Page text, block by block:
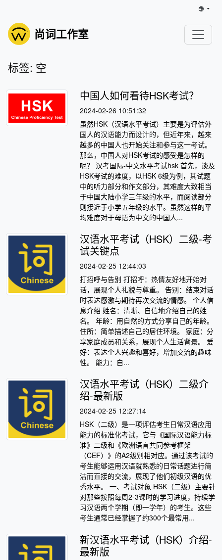
尚词工作室
标签: 空
中国人如何看待HSK考试？
2024-02-26 10:51:32
虽然HSK（汉语水平考试）主要是为评估外
国人的汉语能力而设计的，但近年来，越来
越多的中国人也开始关注和参与这一考试。
那么，中国人对HSK考试的感受是怎样的
呢？ 汉考国际-中文水平考试hsk 首先，谈及
HSK考试的难度，以HSK 6级为例，其试题
中的听力部分和作文部分，其难度大致相当
于中国大陆小学三年级的水平，而阅读部分
则接近于小学五年级的水平。虽然这样的平
均难度对于母语为中文的中国人...
汉语水平考试（HSK）二级-考
试关键点
2024-02-25 12:44:03
打招呼与告别 打招呼：热情友好地开始对
话，展现个人礼貌与尊重。 告别：结束对话
时表达感激与期待再次交流的情感。 个人信
息介绍 姓名：清晰、自信地介绍自己的姓
名。 年龄：用自然的方式分享自己的年龄。
住所：简单描述自己的居住环境。 家庭：分
享家庭成员和关系，展现个人生活背景。 爱
好：表达个人兴趣和喜好，增加交流的趣味
性。 能力：自...
汉语水平考试（HSK）二级介
绍-最新版
2024-02-25 12:27:14
HSK（二级）是一项评估考生日常汉语应用
能力的标准化考试，它与《国际汉语能力标
准》二级和《欧洲语言共同参考框架
（CEF）》的A2级别相对应。通过该考试的
考生能够运用汉语就熟悉的日常话题进行简
洁而直接的交流，展现了他们初级汉语的优
秀水平。 一、考试对象 HSK（二级）主要针
对那些按照每周2-3课时的学习进度，持续学
习汉语两个学期（即一学年）的考生。这些
考生通常已经掌握了约300个最常用...
新汉语水平考试（HSK）介绍-
最新版